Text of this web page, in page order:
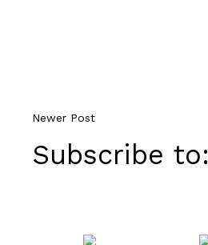
Newer Post
Subscribe to: